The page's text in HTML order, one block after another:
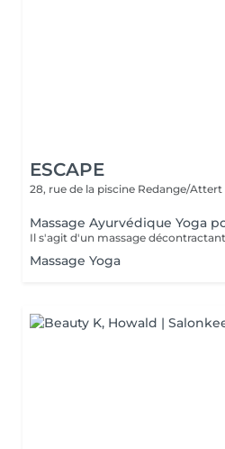
ESCAPE
28, rue de la piscine Redange/Attert
Massage Ayurvédique Yoga
Massage Yoga